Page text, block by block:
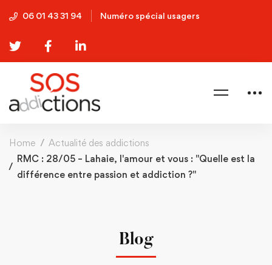
06 01 43 31 94 Numéro spécial usagers
Home
Actualité des addictions
RMC : 28/05 – Lahaie, l'amour et vous : "Quelle est la
différence entre passion et addiction ?"
Blog